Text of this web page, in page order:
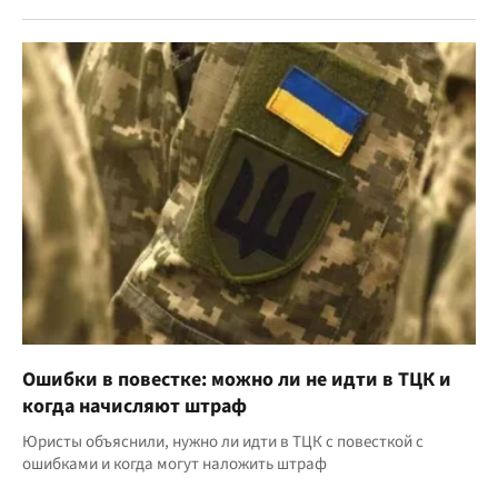
Ошибки в повестке: можно ли не идти в ТЦК и
когда начисляют штраф
Юристы объяснили, нужно ли идти в ТЦК с повесткой с
ошибками и когда могут наложить штраф